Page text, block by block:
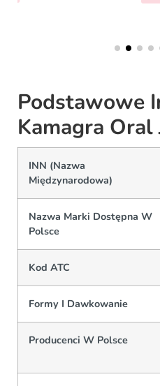
Podstawowe
Kamagra Oral
INN (Nazwa
Międzynarodowa)
Nazwa Marki Dostępna W
Polsce
Kod ATC
Formy I Dawkowanie
Producenci W Polsce